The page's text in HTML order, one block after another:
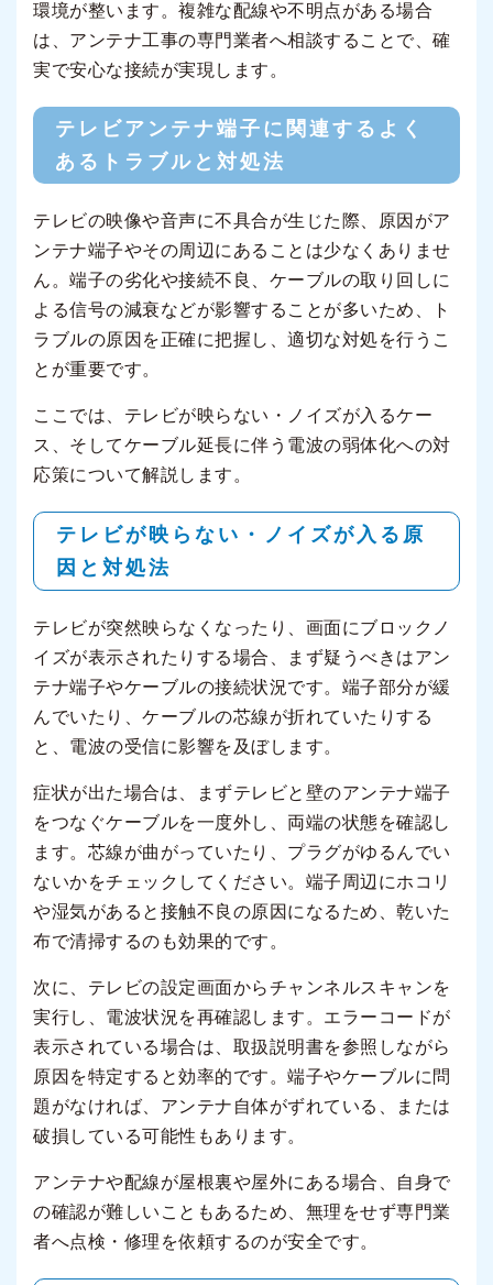
環境が整います。複雑な配線や不明点がある場合
は、アンテナ工事の専門業者へ相談することで、確
実で安心な接続が実現します。
テレビアンテナ端子に関連するよく
あるトラブルと対処法
テレビの映像や音声に不具合が生じた際、原因がア
ンテナ端子やその周辺にあることは少なくありませ
ん。端子の劣化や接続不良、ケーブルの取り回しに
よる信号の減衰などが影響することが多いため、ト
ラブルの原因を正確に把握し、適切な対処を行うこ
とが重要です。
ここでは、テレビが映らない・ノイズが入るケー
ス、そしてケーブル延長に伴う電波の弱体化への対
応策について解説します。
テレビが映らない・ノイズが入る原
因と対処法
テレビが突然映らなくなったり、画面にブロックノ
イズが表示されたりする場合、まず疑うべきはアン
テナ端子やケーブルの接続状況です。端子部分が緩
んでいたり、ケーブルの芯線が折れていたりする
と、電波の受信に影響を及ぼします。
症状が出た場合は、まずテレビと壁のアンテナ端子
をつなぐケーブルを一度外し、両端の状態を確認し
ます。芯線が曲がっていたり、プラグがゆるんでい
ないかをチェックしてください。端子周辺にホコリ
や湿気があると接触不良の原因になるため、乾いた
布で清掃するのも効果的です。
次に、テレビの設定画面からチャンネルスキャンを
実行し、電波状況を再確認します。エラーコードが
表示されている場合は、取扱説明書を参照しながら
原因を特定すると効率的です。端子やケーブルに問
題がなければ、アンテナ自体がずれている、または
破損している可能性もあります。
アンテナや配線が屋根裏や屋外にある場合、自身で
の確認が難しいこともあるため、無理をせず専門業
者へ点検・修理を依頼するのが安全です。